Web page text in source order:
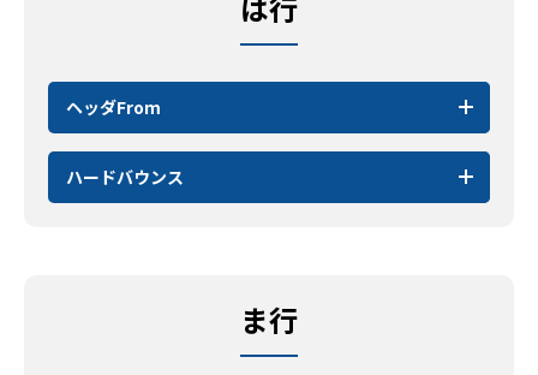
ヘッダFrom
ハードバウンス
ま行